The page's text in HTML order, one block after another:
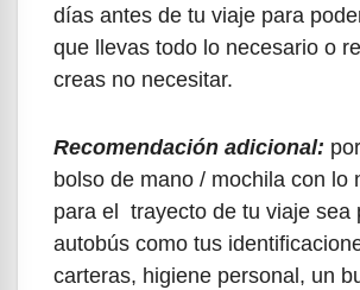
días antes de tu viaje para
que llevas todo lo necesario o
creas no necesitar.
Recomendación adicional:
bolso de mano / mochila con lo
para el trayecto de tu viaje sea
autobús como tus
carteras, higiene personal, un